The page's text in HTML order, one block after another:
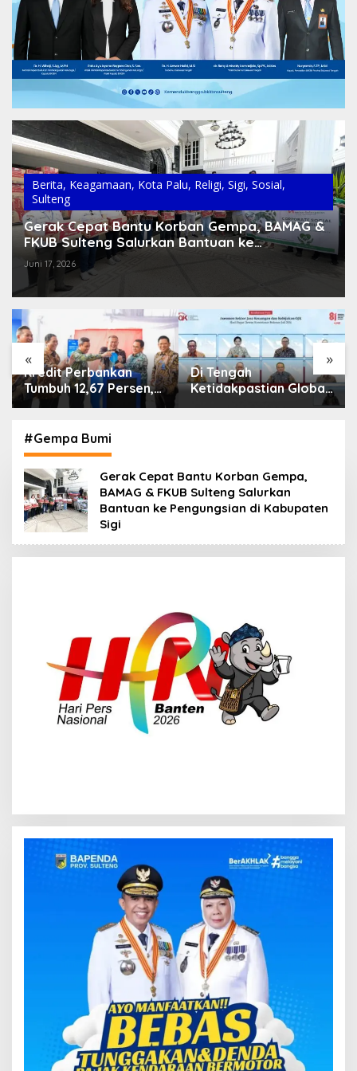
Berita, Keagamaan, Kota Palu, Religi, Sigi, Sosial,
Sulteng
Gerak Cepat Bantu Korban Gempa, BAMAG &
FKUB Sulteng Salurkan Bantuan ke
Juni 17, 2026
« »
Di Tengah
Ketidakpastian Global,
OJK Pastikan
Keuangan Tetap
Terjaga
IHSG Menguat, Jumlah
Investor Pasar Modal
Tembus 30 Juta per
#Gempa Bumi
Gerak Cepat Bantu Korban Gempa,
BAMAG & FKUB Sulteng Salurkan
Bantuan ke Pengungsian di Kabupaten
Sigi